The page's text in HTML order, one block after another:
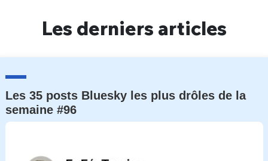
Les derniers articles
Les 35 posts Bluesky les plus drôles de la
semaine #96
Un Thread